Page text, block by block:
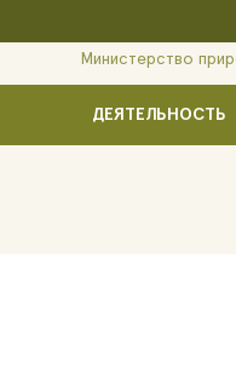
ДЕЯТЕЛЬНОСТЬ
Министерство